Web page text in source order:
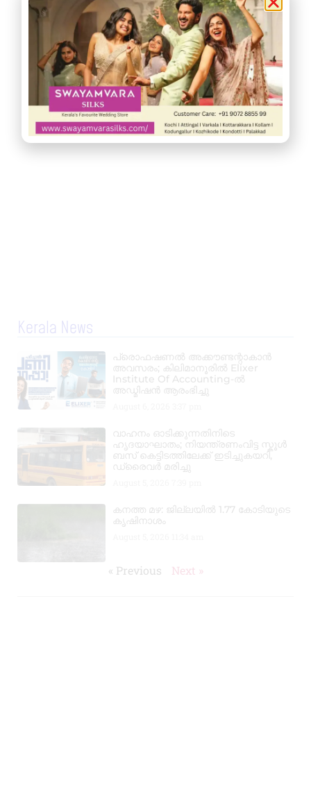
Kerala News
പ്രൊഫഷണൽ അക്കൗണ്ടന്റാകാൻ
അവസരം; കിലിമാനൂരിൽ Elixer
Institute Of Accounting-ൽ
അഡ്മിഷൻ ആരംഭിച്ചു
വാഹനം ഓടിക്കുന്നതിനിടെ
ഹൃദയാഘാതം; നിയന്ത്രണംവിട്ട സ്കൂൾ
ബസ് കെട്ടിടത്തിലേക്ക് ഇടിച്ചുകയറി,
ഡ്രൈവർ മരിച്ചു
കനത്ത മഴ: ജില്ലയിൽ 1.77 കോടിയുടെ
കൃഷിനാശം
« Previous Next »